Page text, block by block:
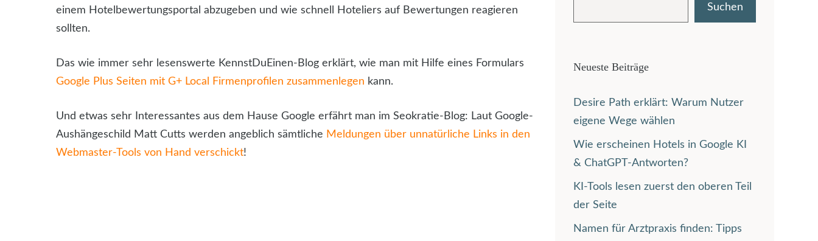
einem Hotelbewertungsportal abzugeben und wie schnell Hoteliers auf Bewertungen reagieren
sollten.
Das wie immer sehr lesenswerte KennstDuEinen-Blog erklärt, wie man mit Hilfe eines Formulars
Google Plus Seiten mit G+ Local Firmenprofilen zusammenlegen kann.
Und etwas sehr Interessantes aus dem Hause Google erfährt man im Seokratie-Blog: Laut Google-
Aushängeschild Matt Cutts werden angeblich sämtliche Meldungen über unnatürliche Links in den
Webmaster-Tools von Hand verschickt!
Suchen
Neueste Beiträge
Desire Path erklärt: Warum Nutzer
eigene Wege wählen
Wie erscheinen Hotels in Google KI
& ChatGPT-Antworten?
KI-Tools lesen zuerst den oberen Teil
der Seite
Namen für Arztpraxis finden: Tipps